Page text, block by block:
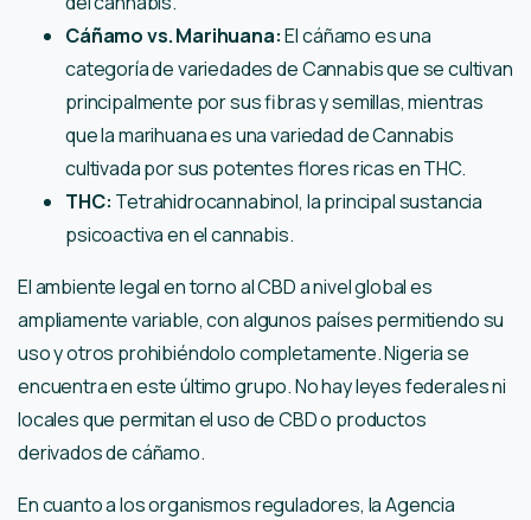
Cáñamo vs. Marihuana:El cáñamo es una
categoría de variedades de Cannabis que se cultivan
principalmente por sus fibras y semillas, mientras
que la marihuana es una variedad de Cannabis
cultivada por sus potentes flores ricas en THC.
THC: Tetrahidrocannabinol, la principal sustancia
psicoactiva en el cannabis.
El ambiente legal en torno al CBD a nivel global es
ampliamente variable, con algunos países permitiendo su
uso y otros prohibiéndolo completamente. Nigeria se
encuentra en este último grupo. No hay leyes federales ni
locales que permitan el uso de CBD o productos
derivados de cáñamo.
En cuanto a los organismos reguladores, la Agencia